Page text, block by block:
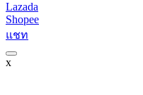
Lazada
Shopee
แชท
x